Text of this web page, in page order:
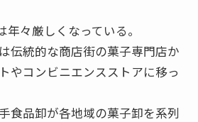
々厳しくなっている。
伝統的な商店街の菓子専門店か
やコンビニエンスストアに移っ
食品卸が各地域の菓子卸を系列